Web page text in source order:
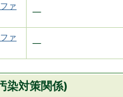
ァ
―
ァ
―
染対策関係)